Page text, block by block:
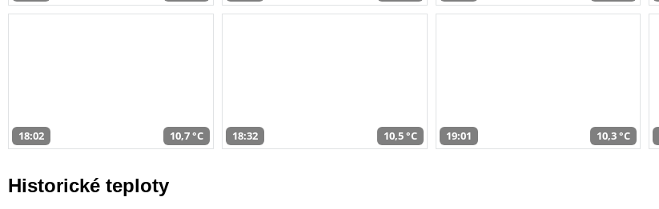
18:02 10,7 °C 18:32 10,5 °C 19:01 10,3 °C
Historické teploty